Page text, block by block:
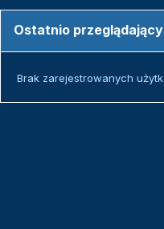
Ostatnio przeglądający
Brak zarejestrowanych